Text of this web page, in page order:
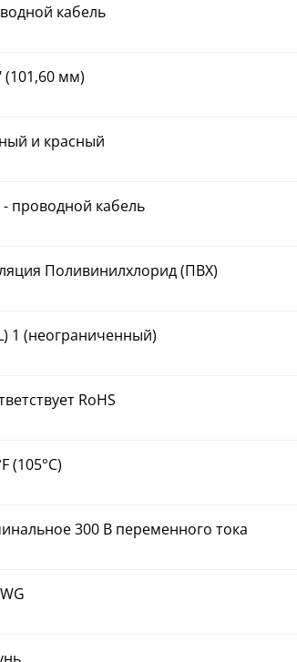
кабель
(101,60 мм)
и красный
- проводной кабель
Поливинилхлорид (ПВХ)
1 (неограниченный)
RoHS
(105°C)
300 В переменного тока